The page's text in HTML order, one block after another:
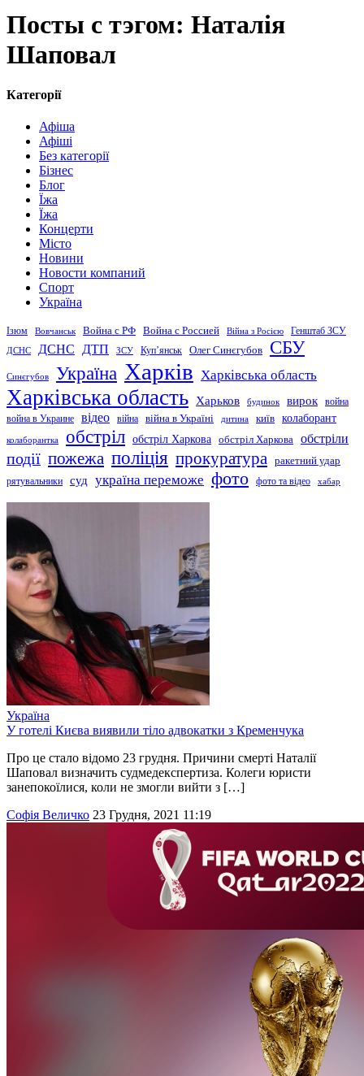
Посты с тэгом: Наталія
Шаповал
Категорії
Афіша
Афіші
Без категорії
Бізнес
Блог
Їжа
Їжа
Концерти
Місто
Новини
Новости компаний
Спорт
Україна
Ізюм Вовчанськ Война с РФ Война с Россией Війна з Росією Генштаб ЗСУ
ДСНС ДСНС ДТП ЗСУ Купʼянськ Олег Синєгубов СБУ
Синєгубов Україна Харків Харківська область
Харківська область Харьков будинок вирок война
война в Украине відео війна війна в Україні дитина київ колаборант
колаборантка обстріл обстріл Харкова обстріл Харкова обстріли
події пожежа поліція прокуратура
ракетний удар
рятувальники
суд україна переможе фото фото та відео хабар
Україна
У готелі Києва виявили тіло адвокатки з Кременчука
Про це стало відомо 23 грудня. Причини смерті Наталії
Шаповал визначить судмедекспертиза. Колеги юристи
занепокоїлися, коли не змогли вийти з […]
Софія Величко 23 Грудня, 2021 11:19